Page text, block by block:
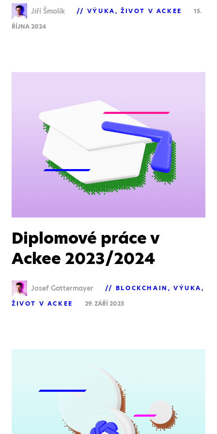
Jiří Šmolík VÝUKA ŽIVOT V ACKEE
15.
ŘÍJNA 2024
Diplomové práce v
Ackee 2023/2024
Josef Gattermayer BLOCKCHAIN
VÝUKA
ŽIVOT V ACKEE
29. ZÁŘÍ 2023